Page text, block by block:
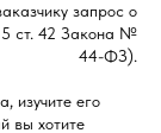
запрос о
5 ст. 42 Закона №
44-ФЗ).
изучите его
вы хотите